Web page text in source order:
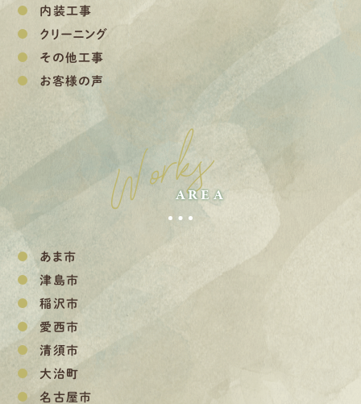
内装工事
クリーニング
その他工事
お客様の声
Works
AREA
あま市
津島市
稲沢市
愛西市
清須市
大治町
名古屋市